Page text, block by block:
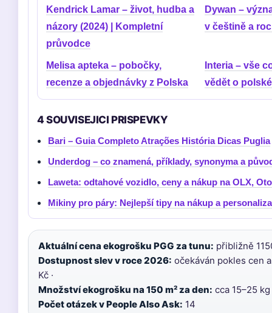
Kendrick Lamar – život, hudba a
názory (2024) | Kompletní
průvodce
Dywan –
v češtině a
Melisa apteka – pobočky,
recenze a objednávky z Polska
Interia – vše
vědět o
4 SOUVISEJICI PRISPEVKY
Bari – Guia Completo Atrações História Dicas Puglia
Underdog – co znamená, příklady, synonyma a
Laweta: odtahové vozidlo, ceny a nákup na OLX,
Mikiny pro páry: Nejlepší tipy na nákup a
Aktuální cena ekogrošku PGG za tunu: přibližně
Dostupnost slev v roce 2026: očekáván pokles cen
Kč ·
Množství ekogrošku na 150 m² za den: cca 15–25 kg
Počet otázek v People Also Ask: 14